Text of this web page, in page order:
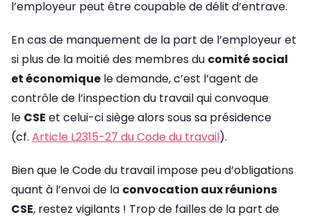
l’employeur peut être coupable de délit d’entrave.
En cas de manquement de la part de l’employeur et
si plus de la moitié des membres du comité social
et économique le demande, c’est l’agent de
contrôle de l’inspection du travail qui convoque
le CSE et celui-ci siège alors sous sa présidence
(cf. Article L2315-27 du Code du travail).
Bien que le Code du travail impose peu d’obligations
quant à l’envoi de la convocation aux réunions
CSE, restez vigilants ! Trop de failles de la part de